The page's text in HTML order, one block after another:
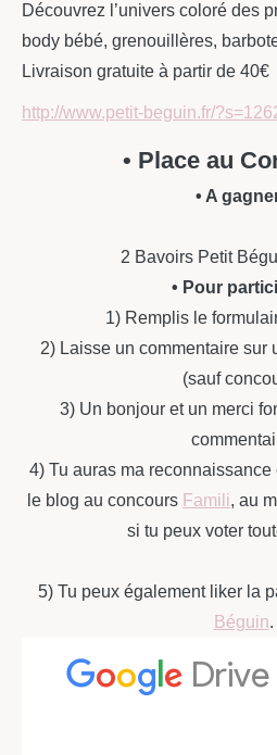
Découvrez l’univers coloré des
body bébé, grenouillères,
Livraison gratuite à partir de 40€
http://www.petit-beguin.fr/
• Place au
• A
2 Bavoirs Petit
• Pour
1) Remplis le
2) Laisse un commentaire sur
(sauf
3) Un bonjour et un merci
4) Tu auras ma
le blog au concours Famili, au
si tu peux voter
5) Tu peux également liker la
Béguin.